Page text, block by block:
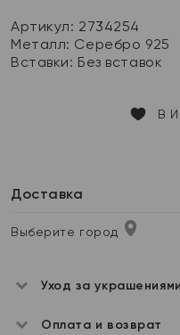
Артикул: 2734254
Металл: Серебро 925
Вставки: Без вставок
В
Доставка
Выберите город
Уход за украшениями
Оплата и возврат